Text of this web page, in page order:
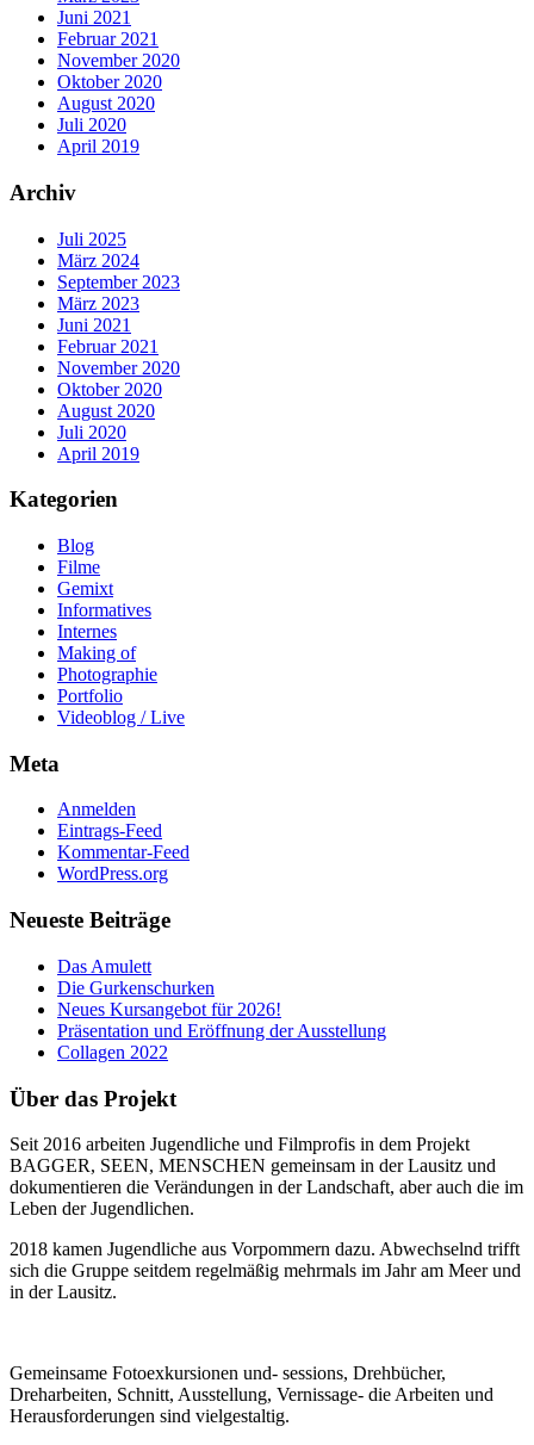
Juni 2021
Februar 2021
November 2020
Oktober 2020
August 2020
Juli 2020
April 2019
Archiv
Juli 2025
März 2024
September 2023
März 2023
Juni 2021
Februar 2021
November 2020
Oktober 2020
August 2020
Juli 2020
April 2019
Kategorien
Blog
Filme
Gemixt
Informatives
Internes
Making of
Photographie
Portfolio
Videoblog / Live
Meta
Anmelden
Eintrags-Feed
Kommentar-Feed
WordPress.org
Neueste Beiträge
Das Amulett
Die Gurkenschurken
Neues Kursangebot für 2026!
Präsentation und Eröffnung der Ausstellung
Collagen 2022
Über das Projekt
Seit 2016 arbeiten Jugendliche und Filmprofis in dem Projekt
BAGGER, SEEN, MENSCHEN gemeinsam in der Lausitz und
dokumentieren die Verändungen in der Landschaft, aber auch die im
Leben der Jugendlichen.
2018 kamen Jugendliche aus Vorpommern dazu. Abwechselnd trifft
sich die Gruppe seitdem regelmäßig mehrmals im Jahr am Meer und
in der Lausitz.
Gemeinsame Fotoexkursionen und- sessions, Drehbücher,
Dreharbeiten, Schnitt, Ausstellung, Vernissage- die Arbeiten und
Herausforderungen sind vielgestaltig.